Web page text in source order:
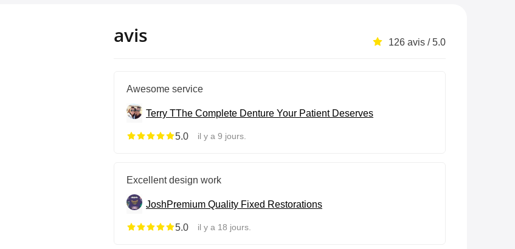
avis 126 avis / 5.0
Awesome service
Terry TThe Complete Denture Your Patient Deserves
5.0
il y a 9 jours.
Excellent design work
JoshPremium Quality Fixed Restorations
5.0
il y a 18 jours.